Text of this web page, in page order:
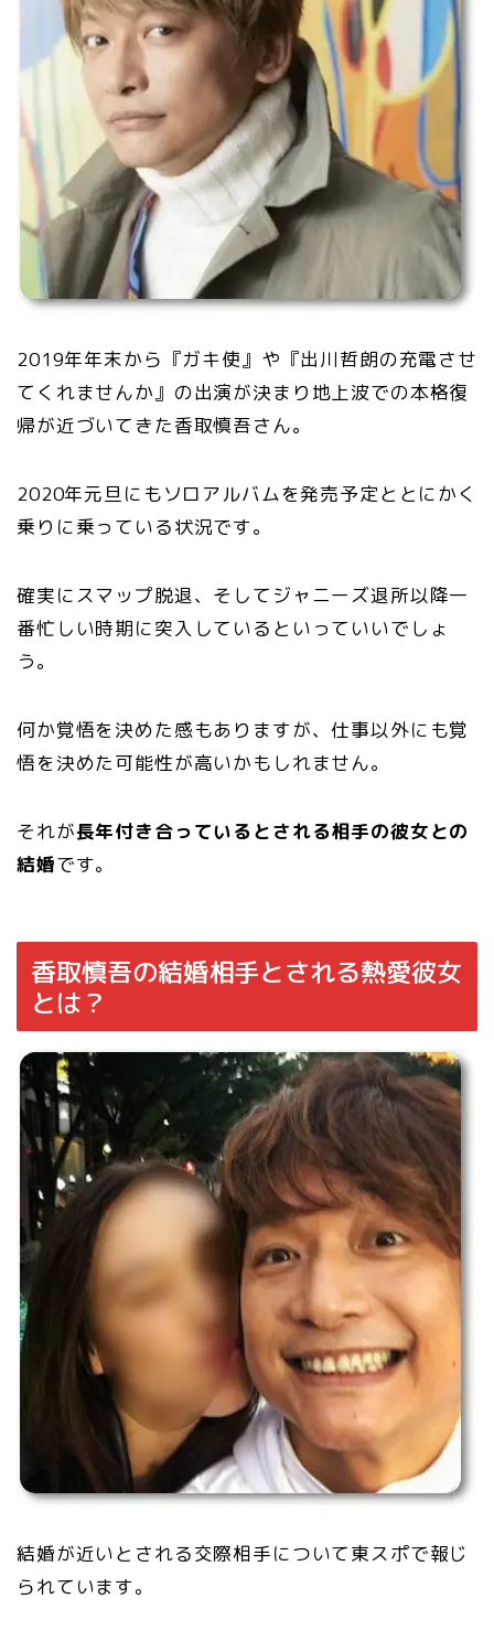
2019年年末から『ガキ使』や『出川哲朗の充電させ
てくれませんか』の出演が決まり地上波での本格復
帰が近づいてきた香取慎吾さん。
2020年元旦にもソロアルバムを発売予定ととにかく
乗りに乗っている状況です。
確実にスマップ脱退、そしてジャニーズ退所以降一
番忙しい時期に突入しているといっていいでしょ
う。
何か覚悟を決めた感もありますが、仕事以外にも覚
悟を決めた可能性が高いかもしれません。
それが長年付き合っているとされる相手の彼女との
結婚です。
香取慎吾の結婚相手とされる熱愛彼女
とは？
結婚が近いとされる交際相手について東スポで報じ
られています。